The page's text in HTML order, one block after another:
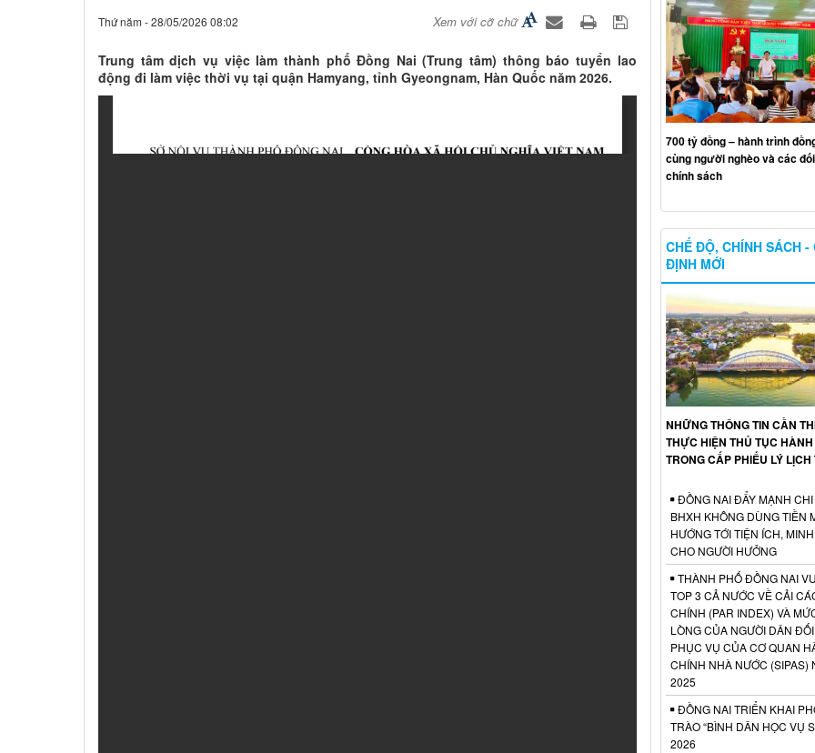
Thứ năm - 28/05/2026 08:02 Xem với cỡ chữ
Trung tâm dịch vụ việc làm thành phố Đồng Nai (Trung tâm) thông báo tuyển lao
động đi làm việc thời vụ tại quận Hamyang, tỉnh Gyeongnam, Hàn Quốc năm 2026.
700 tỷ đồng – hành trình
cùng người nghèo và các
chính sách
CHẾ ĐỘ, CHÍNH SÁCH -
ĐỊNH MỚI
NHỮNG THÔNG TIN CẦN
THỰC HIỆN THỦ TỤC
TRONG CẤP PHIẾU LÝ
ĐỒNG NAI ĐẨY MẠNH CHI
BHXH KHÔNG DÙNG TIỀN
HƯỚNG TỚI TIỆN ÍCH,
CHO NGƯỜI HƯỞNG
THÀNH PHỐ ĐỒNG NAI
TOP 3 CẢ NƯỚC VỀ CẢI
CHÍNH (PAR INDEX) VÀ
LÒNG CỦA NGƯỜI DÂN
PHỤC VỤ CỦA CƠ QUAN
CHÍNH NHÀ NƯỚC (SIPAS)
2025
ĐỒNG NAI TRIỂN KHAI
TRÀO “BÌNH DÂN HỌC VỤ
2026